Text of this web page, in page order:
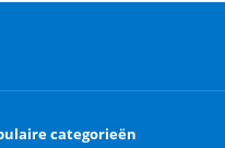
categorieën